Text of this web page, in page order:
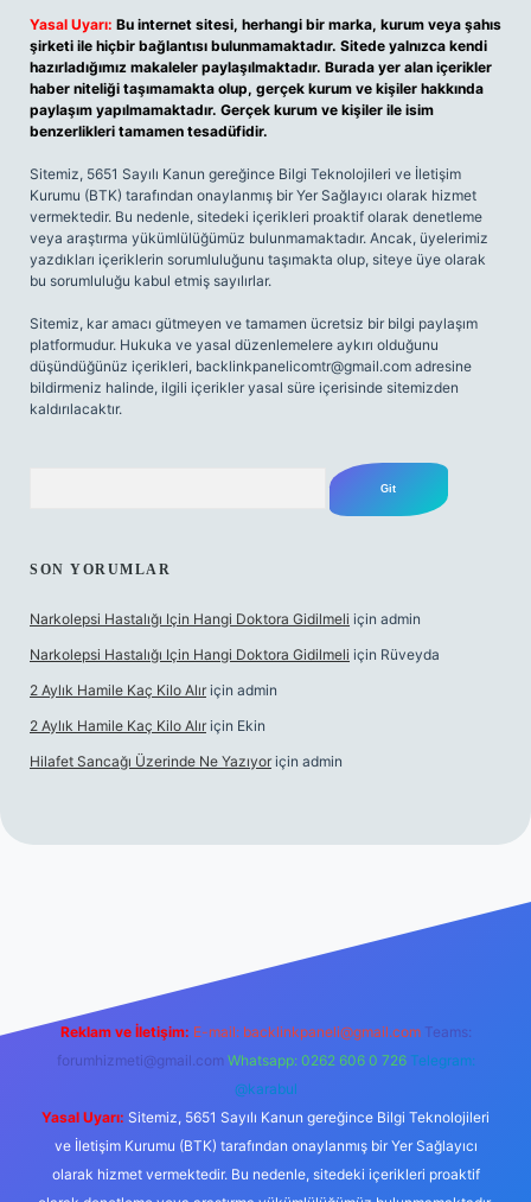
Yasal Uyarı: Bu internet sitesi, herhangi bir marka, kurum veya şahıs
şirketi ile hiçbir bağlantısı bulunmamaktadır. Sitede yalnızca kendi
hazırladığımız makaleler paylaşılmaktadır. Burada yer alan içerikler
haber niteliği taşımamakta olup, gerçek kurum ve kişiler hakkında
paylaşım yapılmamaktadır. Gerçek kurum ve kişiler ile isim
benzerlikleri tamamen tesadüfidir.
Sitemiz, 5651 Sayılı Kanun gereğince Bilgi Teknolojileri ve İletişim
Kurumu (BTK) tarafından onaylanmış bir Yer Sağlayıcı olarak hizmet
vermektedir. Bu nedenle, sitedeki içerikleri proaktif olarak denetleme
veya araştırma yükümlülüğümüz bulunmamaktadır. Ancak, üyelerimiz
yazdıkları içeriklerin sorumluluğunu taşımakta olup, siteye üye olarak
bu sorumluluğu kabul etmiş sayılırlar.
Sitemiz, kar amacı gütmeyen ve tamamen ücretsiz bir bilgi paylaşım
platformudur. Hukuka ve yasal düzenlemelere aykırı olduğunu
düşündüğünüz içerikleri, backlinkpanelicomtr@gmail.com adresine
bildirmeniz halinde, ilgili içerikler yasal süre içerisinde sitemizden
kaldırılacaktır.
SON YORUMLAR
Narkolepsi Hastalığı Için Hangi Doktora Gidilmeli için admin
Narkolepsi Hastalığı Için Hangi Doktora Gidilmeli için Rüveyda
2 Aylık Hamile Kaç Kilo Alır için admin
2 Aylık Hamile Kaç Kilo Alır için Ekin
Hilafet Sancağı Üzerinde Ne Yazıyor için admin
Reklam ve İletişim: E-mail: backlinkpaneli@gmail.com Teams:
forumhizmeti@gmail.com Whatsapp: 0262 606 0 726 Telegram:
@karabul
Yasal Uyarı: Sitemiz, 5651 Sayılı Kanun gereğince Bilgi Teknolojileri
ve İletişim Kurumu (BTK) tarafından onaylanmış bir Yer Sağlayıcı
olarak hizmet vermektedir. Bu nedenle, sitedeki içerikleri proaktif